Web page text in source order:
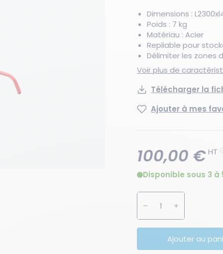
de rétention
Dimensions :
Poids : 7 kg
Matériau : Acier
Repliable pour
Délimiter les zones
Voir plus de
Télécharger la
Ajouter à mes
100,00 € HT
Disponible sous 3 à
Augmenter la
Ajouter au